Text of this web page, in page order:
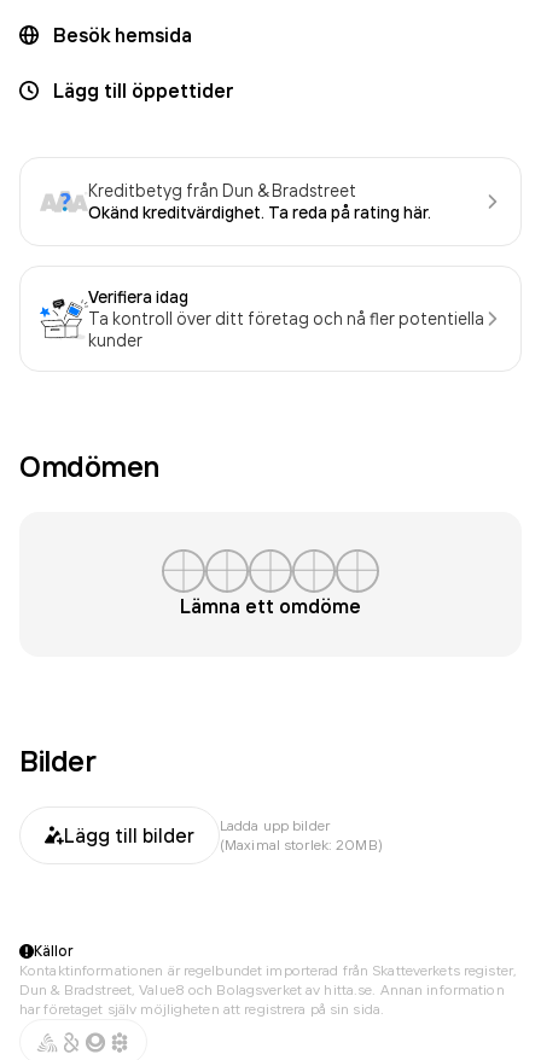
Besök hemsida
Lägg till öppettider
Kreditbetyg från Dun & Bradstreet
Okänd kreditvärdighet. Ta reda på rating här.
Verifiera idag
Ta kontroll över ditt företag och nå fler potentiella
kunder
Omdömen
Lämna ett omdöme
Bilder
Lägg till bilder
Ladda upp bilder
(Maximal storlek: 20MB)
Källor
Kontaktinformationen är regelbundet importerad från Skatteverkets register,
Dun & Bradstreet, Value8 och Bolagsverket av hitta.se. Annan information
har företaget själv möjligheten att registrera på sin sida.